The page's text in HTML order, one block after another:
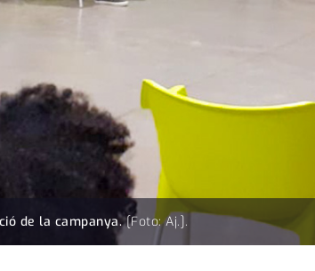
de la campanya.[Foto: Aj.].